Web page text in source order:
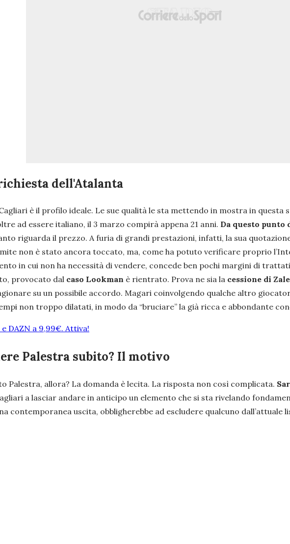
dell'Atalanta
è il profilo ideale. Le sue qualità le sta mettendo in mostra in
ad essere italiano, il 3 marzo compirà appena 21 anni. Da questo
riguarda il prezzo. A furia di grandi prestazioni, infatti, la sua
non è stato ancora toccato, ma, come ha potuto verificare proprio
in cui non ha necessità di vendere, concede ben pochi margini di
provocato dal caso Lookman è rientrato. Prova ne sia la cessione di
su un possibile accordo. Magari coinvolgendo qualche altro
non troppo dilatati, in modo da “bruciare” la già ricca e abbondante
DAZN a 9,99€. Attiva!
Palestra subito? Il motivo
Palestra, allora? La domanda è lecita. La risposta non così complicata.
a lasciar andare in anticipo un elemento che si sta rivelando
contemporanea uscita, obbligherebbe ad escludere qualcuno dall’attuale